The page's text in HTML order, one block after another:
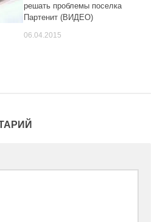
решать проблемы поселка
Партенит (ВИДЕО)
06.04.2015